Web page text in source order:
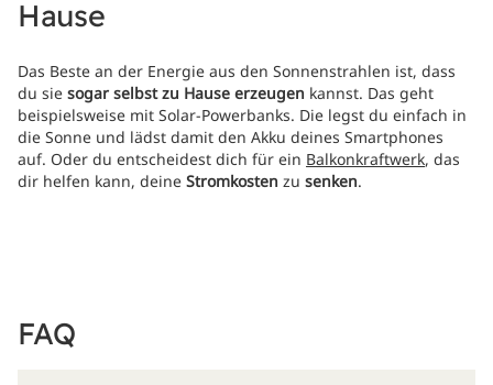
Hause
Das Beste an der Energie aus den Sonnenstrahlen ist, dass
du sie sogar selbst zu Hause erzeugen kannst. Das geht
beispielsweise mit Solar-Powerbanks. Die legst du einfach in
die Sonne und lädst damit den Akku deines Smartphones
auf. Oder du entscheidest dich für ein Balkonkraftwerk, das
dir helfen kann, deine Stromkosten zu senken.
FAQ